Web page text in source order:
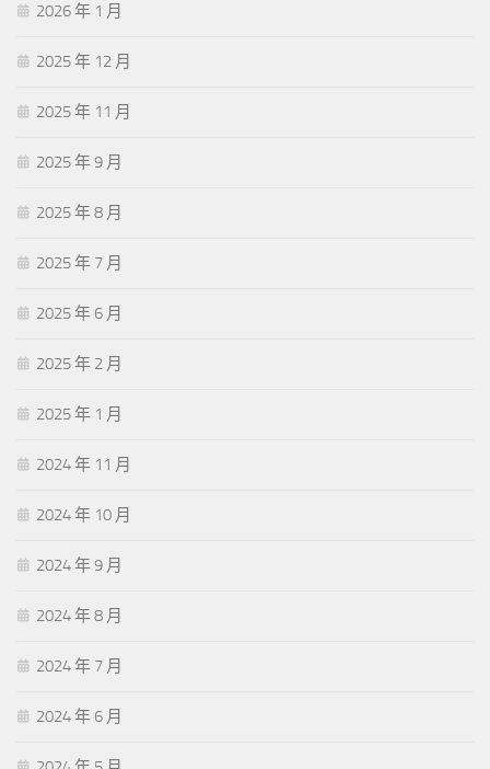
2026 年 1 月
2025 年 12 月
2025 年 11 月
2025 年 9 月
2025 年 8 月
2025 年 7 月
2025 年 6 月
2025 年 2 月
2025 年 1 月
2024 年 11 月
2024 年 10 月
2024 年 9 月
2024 年 8 月
2024 年 7 月
2024 年 6 月